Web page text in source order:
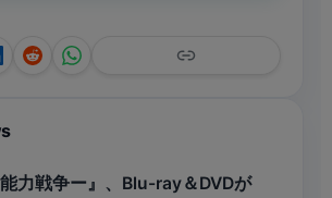
能力戦争ー』、Blu-ray＆DVDが